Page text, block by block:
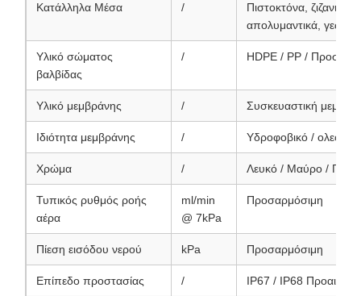
Κατάλληλα Μέσα /
Πιστοκτόνα,
απολυμαντικά,
Υλικό σώματος
βαλβίδας
/ HDPE / PP /
Υλικό μεμβράνης / Συσκευαστική
Ιδιότητα μεμβράνης / Υδροφοβικό /
Χρώμα / Λευκό / Μαύρο /
Τυπικός ρυθμός ροής
αέρα
ml/min
@ 7kPa
Προσαρμόσιμη
Πίεση εισόδου νερού kPa Προσαρμόσιμη
Επίπεδο προστασίας / IP67 / IP68